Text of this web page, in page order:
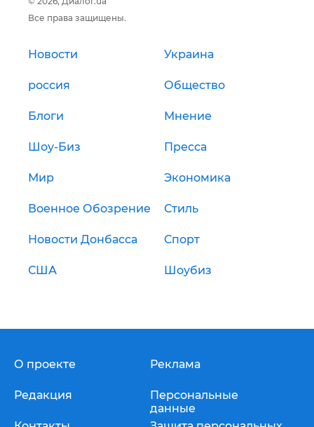
Все права защищены.
Новости Украина
россия Общество
Блоги Мнение
Шоу-Биз Пресса
Мир Экономика
Военное Обозрение Стиль
Новости Донбасса Спорт
США Шоубиз
О проекте
Редакция
Реклама
Персональные
данные